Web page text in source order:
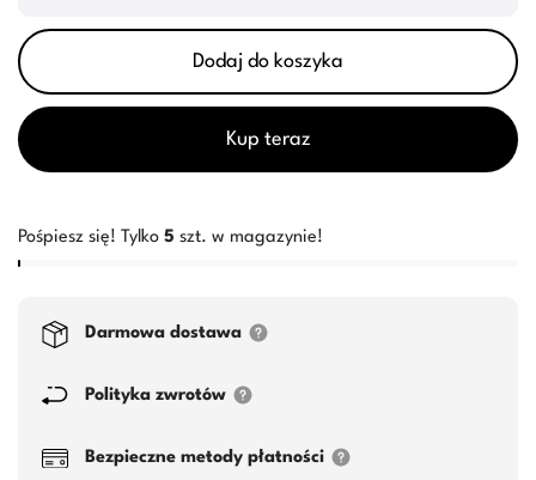
Dodaj do koszyka
Kup teraz
Pośpiesz się! Tylko 5 szt. w magazynie!
Darmowa dostawa
Polityka zwrotów
Bezpieczne metody płatności